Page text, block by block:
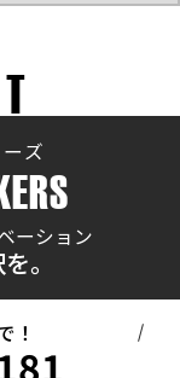
ズ
ーション
。
！